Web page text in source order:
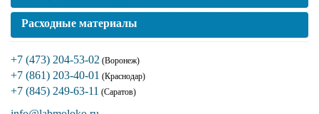
Расходные материалы
+7 (473) 204-53-02 (Воронеж)
+7 (861) 203-40-01 (Краснодар)
+7 (845) 249-63-11 (Саратов)